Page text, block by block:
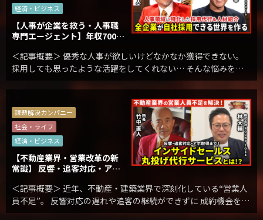
経済・ビジネス
【人事が企業を救う・人事職
専門エージェント】年収700万
企業をマッチング！企業が喜
ぶサービスとは？
＜記事概要＞ 優秀な人事が欲しいけどなかなか獲得できない。
採用しても思ったような活躍をしてくれない… そんな悩みを持
つ企業は数多ある中、 ハイキャリアな人事を企業に紹介し企業
の課題を解決しているのが、 人材紹介エージェ […]
課題解決カンパニー
社会・ライフ
経済・ビジネス
【不動産業界・営業改革の新
常識】 反響・追客対応・アポ
上する話題の代行サービスと
は？
＜記事概要＞ 近年、不動産・建築業界で深刻化している“営業人
員不足”。 反響対応の遅れや追客の継続ができずに 成約機会を逃
している不動産会社は少なくありません。 こうした課題を解決